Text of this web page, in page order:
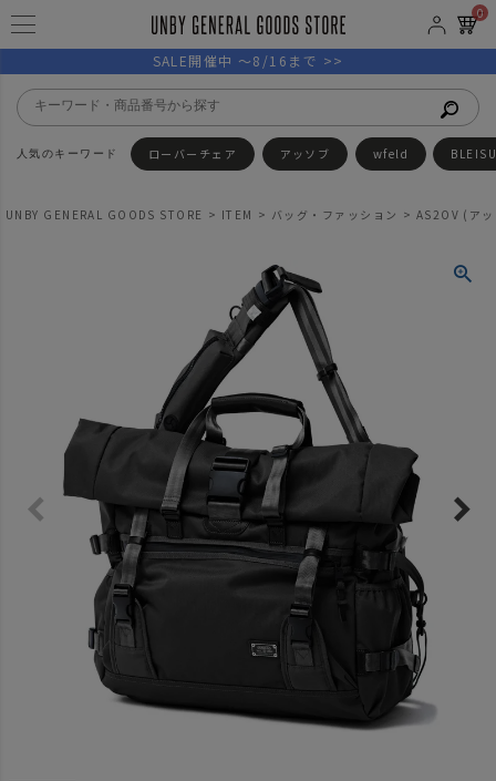
0
SALE開催中 ～8/16まで >>
ローバーチェア アッソブ wfeld
UNBY GENERAL GOODS STORE ITEM バッグ・ファッション AS2OV (ア